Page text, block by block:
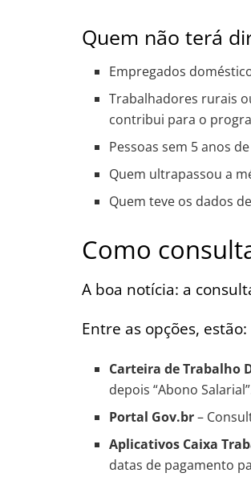
Quem não terá
Empregados
Trabalhadores rurais
contribui para o
Pessoas sem 5 anos
Quem ultrapassou a
Quem teve os dados
Como
A boa notícia: a
Entre as opções, estão:
Carteira de Trabalho
depois “Abono
Portal Gov.br–
Aplicativos Caixa
datas de pagamento